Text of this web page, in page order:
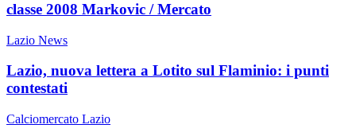
classe 2008 Markovic / Mercato
Lazio News
Lazio, nuova lettera a Lotito sul Flaminio: i punti
contestati
Calciomercato Lazio